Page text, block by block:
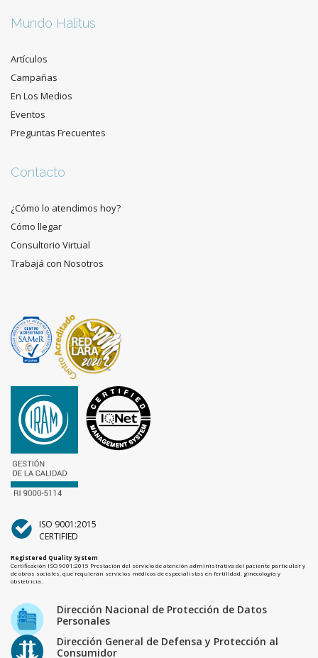
Mundo Halitus
Artículos
Campañas
En Los Medios
Eventos
Preguntas Frecuentes
Contacto
¿Cómo lo atendimos hoy?
Cómo llegar
Consultorio Virtual
Trabajá con Nosotros
ISO 9001:2015
CERTIFIED
Registered Quality System
Certificación ISO 9001:2015 Prestación del servicio de atención administrativa del paciente particular y
de obras sociales, que requieran servicios médicos de especialistas en fertilidad, ginecología y
obstetricia.
Dirección Nacional de Protección de Datos
Personales
Dirección General de Defensa y Protección al
Consumidor